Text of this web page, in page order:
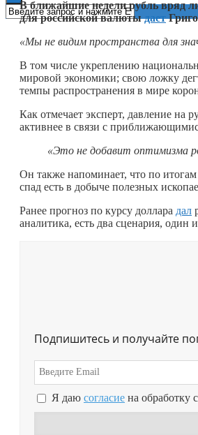
В ближайшие недели рубль вряд
для российской валютыдает
«Мы не видим пространства для
В том числе укреплению
мировой экономики; свою ложку
темпы распространения в мире
Как отмечает эксперт, давление на
активнее в связи с
«Это не добавит оптимизма
Он также напоминает, что по
спад есть в добыче полезных
Ранее прогноз по курсу доллара дал
аналитика, есть два сценария, один
Подпишитесь и получайте
Я даю согласие на обработку